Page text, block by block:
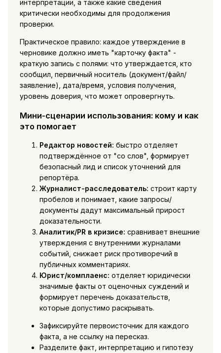
интерпретации, а также какие сведения
критически необходимы для продолжения
проверки.
Практическое правило: каждое утверждение в
черновике должно иметь "карточку факта" -
краткую запись с полями: что утверждается, кто
сообщил, первичный носитель (документ/файл/
заявление), дата/время, условия получения,
уровень доверия, что может опровергнуть.
Мини-сценарии использования: кому и как
это помогает
Редактор новостей: быстро отделяет
подтверждённое от "со слов", формирует
безопасный лид и список уточнений для
репортёра.
Журналист-расследователь: строит карту
пробелов и понимает, какие запросы/
документы дадут максимальный прирост
доказательности.
Аналитик/PR в кризисе: сравнивает внешние
утверждения с внутренними журналами
событий, снижает риск противоречий в
публичных комментариях.
Юрист/комплаенс: отделяет юридически
значимые факты от оценочных суждений и
формирует перечень доказательств,
которые допустимо раскрывать.
Зафиксируйте первоисточник для каждого
факта, а не ссылку на пересказ.
Разделите факт, интерпретацию и гипотезу